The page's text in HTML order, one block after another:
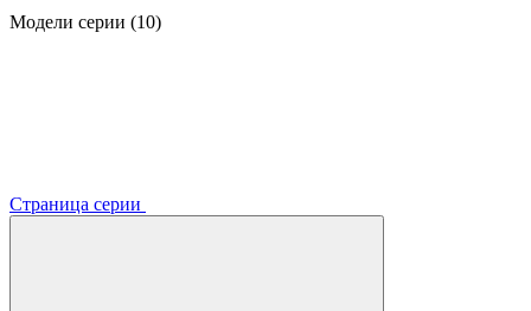
Модели серии (10)
Страница серии